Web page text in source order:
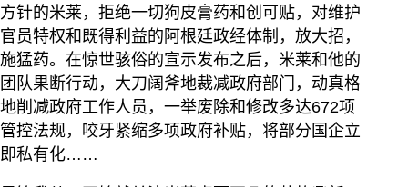
方针的米莱，拒绝一切狗皮膏药和创可贴，对维护
官员特权和既得利益的阿根廷政经体制，放大招，
施猛药。在惊世骇俗的宣示发布之后，米莱和他的
团队果断行动，大刀阔斧地裁减政府部门，动真格
地削减政府工作人员，一举废除和修改多达672项
管控法规，咬牙紧缩多项政府补贴，将部分国企立
即私有化……